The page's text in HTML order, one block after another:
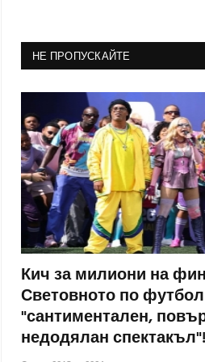
НЕ ПРОПУСКАЙТЕ
Кич за милиони на
Световното по
"сантиментален,
недодялан спектакъл"!